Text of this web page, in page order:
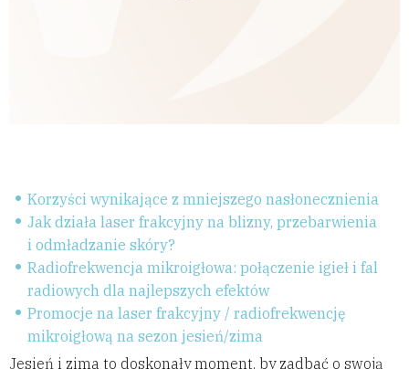
Korzyści wynikające z mniejszego nasłonecznienia
Jak działa laser frakcyjny na blizny, przebarwienia
i odmładzanie skóry?
Radiofrekwencja mikroigłowa: połączenie igieł i fal
radiowych dla najlepszych efektów
Promocje na laser frakcyjny / radiofrekwencję
mikroigłową na sezon jesień/zima
Jesień i zima to doskonały moment, by zadbać o swoją